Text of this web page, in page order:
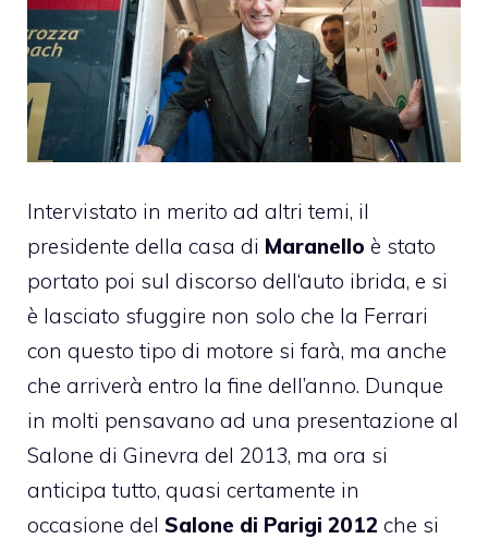
Intervistato in merito ad altri temi, il
presidente della casa di Maranello è stato
portato poi sul discorso dell‘auto ibrida, e si
è lasciato sfuggire non solo che la Ferrari
con questo tipo di motore si farà, ma anche
che arriverà entro la fine dell’anno. Dunque
in molti pensavano ad una presentazione al
Salone di Ginevra del 2013, ma ora si
anticipa tutto, quasi certamente in
occasione del Salone di Parigi 2012 che si